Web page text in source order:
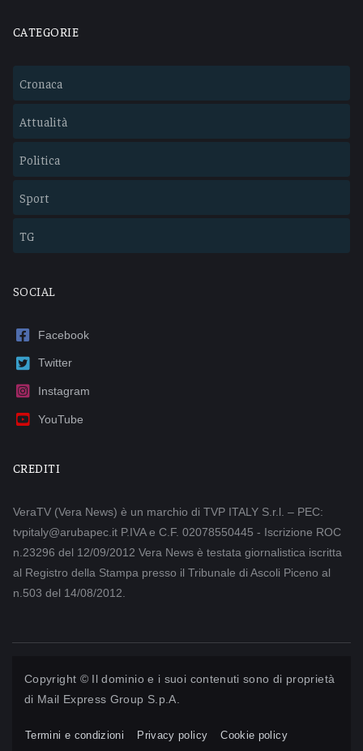
CATEGORIE
Cronaca
Attualità
Politica
Sport
TG
SOCIAL
Facebook
Twitter
Instagram
YouTube
CREDITI
VeraTV (Vera News) è un marchio di TVP ITALY S.r.l. – PEC:
tvpitaly@arubapec.it P.IVA e C.F. 02078550445 - Iscrizione ROC
n.23296 del 12/09/2012 Vera News è testata giornalistica iscritta
al Registro della Stampa presso il Tribunale di Ascoli Piceno al
n.503 del 14/08/2012.
Copyright © Il dominio e i suoi contenuti sono di proprietà
di Mail Express Group S.p.A.
Termini e condizioni Privacy policy Cookie policy